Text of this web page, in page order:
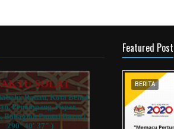
Featured Post
BERITA